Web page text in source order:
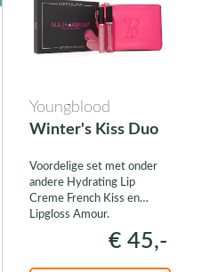
Youngblood
Winter's Kiss Duo
Voordelige set met onder
andere Hydrating Lip
Creme French Kiss en
Lipgloss Amour.
€ 45,-